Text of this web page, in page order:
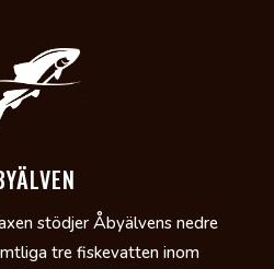
stödjer Åbyälvens nedre
tre fiskevatten inom